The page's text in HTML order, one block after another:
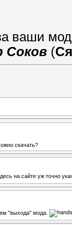
ваши
Соков (
скачать?
на сайте уж точно
"выхода" мода.